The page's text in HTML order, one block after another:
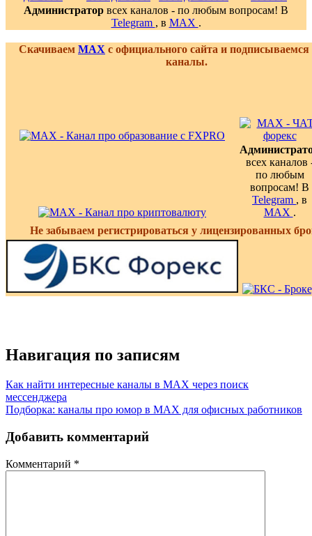
Администратор всех каналов - по любым вопросам! В
Telegram , в MAX .
Скачиваем MAX с официального сайта и
каналы.
всех каналов
по любым
вопросам! В
Telegram , в
MAX .
Не забываем регистрироваться у лицензированных
Навигация по записям
Как найти интересные каналы в MAX через поиск
мессенджера
Подборка: каналы про юмор в MAX для офисных работников
Добавить комментарий
Комментарий *